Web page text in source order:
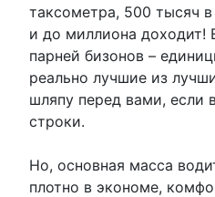
таксометра, 500 тысяч
и до миллиона доходит!
парней бизонов –
реально лучшие из
шляпу перед вами, если
строки.
Но, основная масса
плотно в экономе,